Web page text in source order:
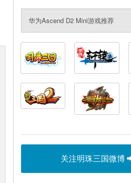
华为Ascend D2 Mini游戏推荐
关注明珠三国微博